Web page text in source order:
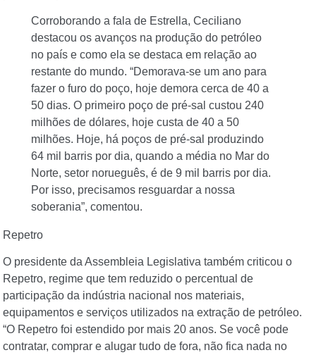
Corroborando a fala de Estrella, Ceciliano
destacou os avanços na produção do petróleo
no país e como ela se destaca em relação ao
restante do mundo. “Demorava-se um ano para
fazer o furo do poço, hoje demora cerca de 40 a
50 dias. O primeiro poço de pré-sal custou 240
milhões de dólares, hoje custa de 40 a 50
milhões. Hoje, há poços de pré-sal produzindo
64 mil barris por dia, quando a média no Mar do
Norte, setor norueguês, é de 9 mil barris por dia.
Por isso, precisamos resguardar a nossa
soberania”, comentou.
Repetro
O presidente da Assembleia Legislativa também criticou o
Repetro, regime que tem reduzido o percentual de
participação da indústria nacional nos materiais,
equipamentos e serviços utilizados na extração de petróleo.
“O Repetro foi estendido por mais 20 anos. Se você pode
contratar, comprar e alugar tudo de fora, não fica nada no